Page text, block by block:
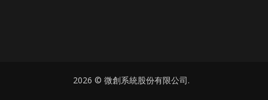
2026 © 微創系統股份有限公司.